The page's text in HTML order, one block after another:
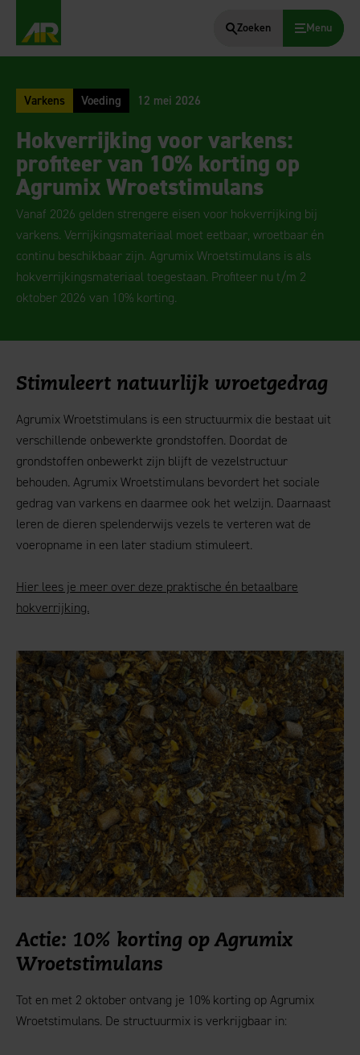
AgruniekRijnvallei
Zoeken Menu
Varkens Voeding 12 mei 2026
Hokverrijking voor varkens:
profiteer van 10% korting op
Agrumix Wroetstimulans
Vanaf 2026 gelden strengere eisen voor hokverrijking bij
varkens. Verrijkingsmateriaal moet eetbaar, wroetbaar én
continu beschikbaar zijn. Agrumix Wroetstimulans is als
hokverrijkingsmateriaal toegestaan. Profiteer nu t/m 2
oktober 2026 van 10% korting.
Stimuleert natuurlijk wroetgedrag
Agrumix Wroetstimulans is een structuurmix die bestaat uit
verschillende onbewerkte grondstoffen. Doordat de
grondstoffen onbewerkt zijn blijft de vezelstructuur
behouden. Agrumix Wroetstimulans bevordert het sociale
gedrag van varkens en daarmee ook het welzijn. Daarnaast
leren de dieren spelenderwijs vezels te verteren wat de
voeropname in een later stadium stimuleert.
Hier lees je meer over deze praktische én betaalbare
hokverrijking.
Actie: 10% korting op Agrumix
Wroetstimulans
Tot en met 2 oktober ontvang je 10% korting op Agrumix
Wroetstimulans. De structuurmix is verkrijgbaar in: